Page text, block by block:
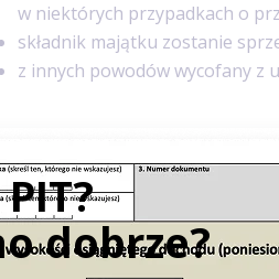
w niektórych przypadkach o
składnik majątku zostanie
z innych powodów wycofany z
Co podlega amortyzacji - co
Amortyzacji podlegają jako środki
budynki lub udział we